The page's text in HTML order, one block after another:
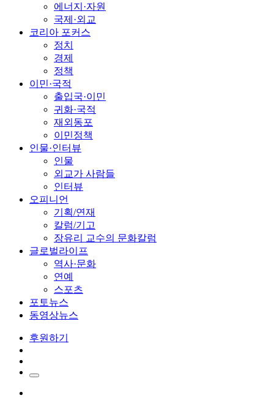
에너지·자원
국제·외교
코리아 포커스
정치
경제
정책
이민·국적
출입국·이민
귀화·국적
재외동포
이민정책
인물·인터뷰
인물
외교가 사람들
인터뷰
오피니언
기획/연재
칼럼/기고
장유리 교수의 문화칼럼
글로벌라이프
역사·문화
연예
스포츠
포토뉴스
동영상뉴스
후원하기